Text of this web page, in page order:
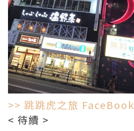
>> 跳跳虎之旅 FaceBook
< 待續 >